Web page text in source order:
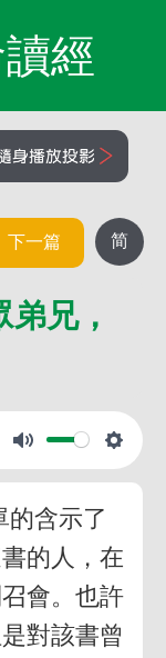
經
简
下一篇
兄，
的含示了
的人，在
會。也許
對該書曾